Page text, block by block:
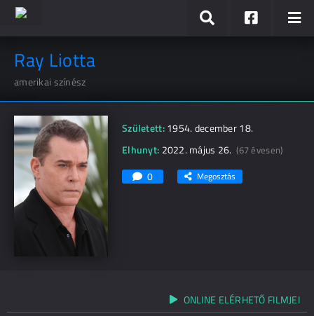
Ray Liotta
amerikai színész
Született:1954. december 18.
Elhunyt: 2022. május 26.(67 évesen)
0 Megosztás
ONLINE ELÉRHETŐ FILMJEI